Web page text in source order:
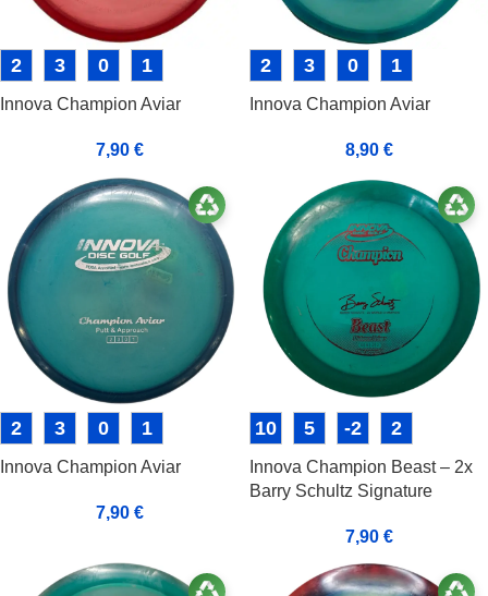
2 3 0 1
Innova Champion Aviar
7,90 €
2 3 0 1
Innova Champion Aviar
8,90 €
2 3 0 1
Innova Champion Aviar
7,90 €
10 5 -2 2
Innova Champion Beast – 2x
Barry Schultz Signature
7,90 €